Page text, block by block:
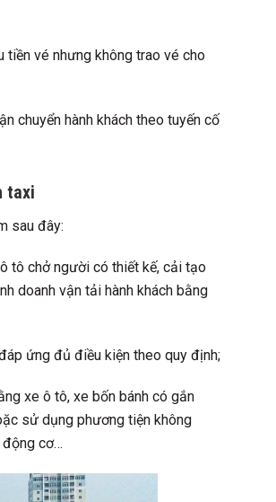
vé nhưng không trao vé cho
chuyển hành khách theo tuyến cố
taxi
sau đây:
tô chở người có thiết kế, cải tạo
doanh vận tải hành khách bằng
ứng đủ điều kiện theo quy định;
xe ô tô, xe bốn bánh có gắn
sử dụng phương tiện không
động cơ…